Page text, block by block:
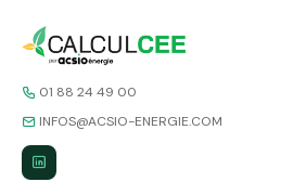
01 88 24 49 00
INFOS@ACSIO-ENERGIE.COM